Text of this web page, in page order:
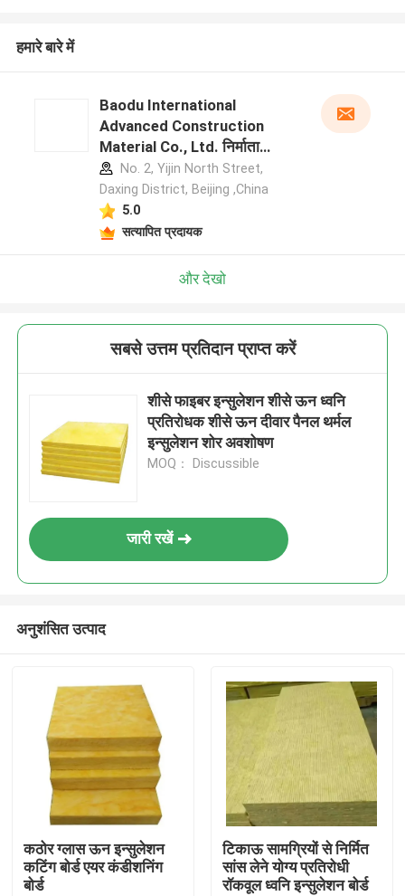
हमारे बारे में
Baodu International
Advanced Construction
Material Co., Ltd. निर्माता
प्रोफ़ाइलNo. 2, Yijin North Street,
Daxing District, Beijing ,China
5.0
सत्यापित प्रदायक
और देखो
सबसे उत्तम प्रतिदान प्राप्त करें
शीसे फाइबर इन्सुलेशन शीसे ऊन ध्वनि
प्रतिरोधक शीसे ऊन दीवार पैनल थर्मल
इन्सुलेशन शोर अवशोषण
MOQ： Discussible
जारी रखें
अनुशंसित उत्पाद
कठोर ग्लास ऊन इन्सुलेशन
कटिंग बोर्ड एयर कंडीशनिंग
बोर्ड
टिकाऊ सामग्रियों से निर्मित
सांस लेने योग्य प्रतिरोधी
रॉकवूल ध्वनि इन्सुलेशन बोर्ड